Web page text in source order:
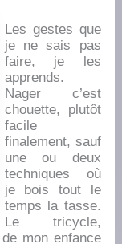
Les gestes que
je ne sais pas
faire, je les
apprends.
Nager c’est
chouette, plutôt
facile
finalement, sauf
une ou deux
techniques où
je bois tout le
temps la tasse.
Le tricycle,
mon enfance